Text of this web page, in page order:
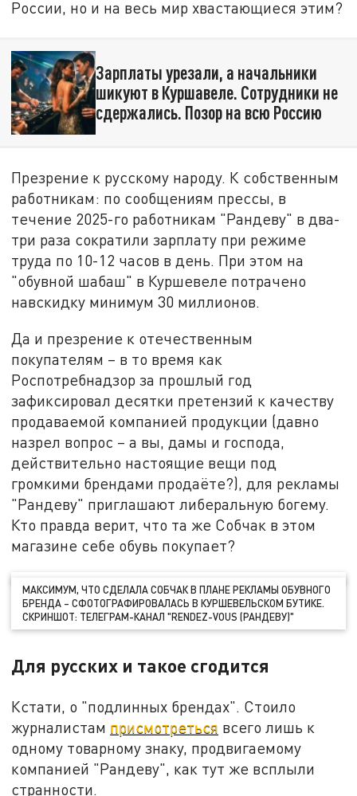
России, но и на весь мир хвастающиеся этим?
Зарплаты урезали, а начальники
шикуют в Куршавеле. Сотрудники не
сдержались. Позор на всю Россию
Презрение к русскому народу. К собственным
работникам: по сообщениям прессы, в
течение 2025-го работникам "Рандеву" в два-
три раза сократили зарплату при режиме
труда по 10-12 часов в день. При этом на
"обувной шабаш" в Куршевеле потрачено
навскидку минимум 30 миллионов.
Да и презрение к отечественным
покупателям – в то время как
Роспотребнадзор за прошлый год
зафиксировал десятки претензий к качеству
продаваемой компанией продукции (давно
назрел вопрос – а вы, дамы и господа,
действительно настоящие вещи под
громкими брендами продаёте?), для рекламы
"Рандеву" приглашают либеральную богему.
Кто правда верит, что та же Собчак в этом
магазине себе обувь покупает?
МАКСИМУМ, ЧТО СДЕЛАЛА СОБЧАК В ПЛАНЕ РЕКЛАМЫ ОБУВНОГО
БРЕНДА – СФОТОГРАФИРОВАЛАСЬ В КУРШЕВЕЛЬСКОМ БУТИКЕ.
СКРИНШОТ: ТЕЛЕГРАМ-КАНАЛ "RENDEZ-VOUS (РАНДЕВУ)"
Для русских и такое сгодится
Кстати, о "подлинных брендах". Стоило
журналистам присмотреться всего лишь к
одному товарному знаку, продвигаемому
компанией "Рандеву", как тут же всплыли
странности.